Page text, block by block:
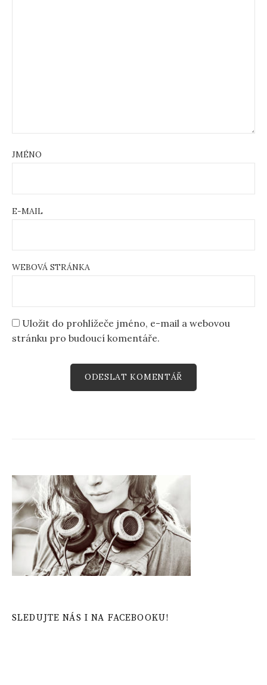
JMÉNO
E-MAIL
WEBOVÁ STRÁNKA
Uložit do prohlížeče jméno, e-mail a webovou
stránku pro budoucí komentáře.
SLEDUJTE NÁS I NA FACEBOOKU!